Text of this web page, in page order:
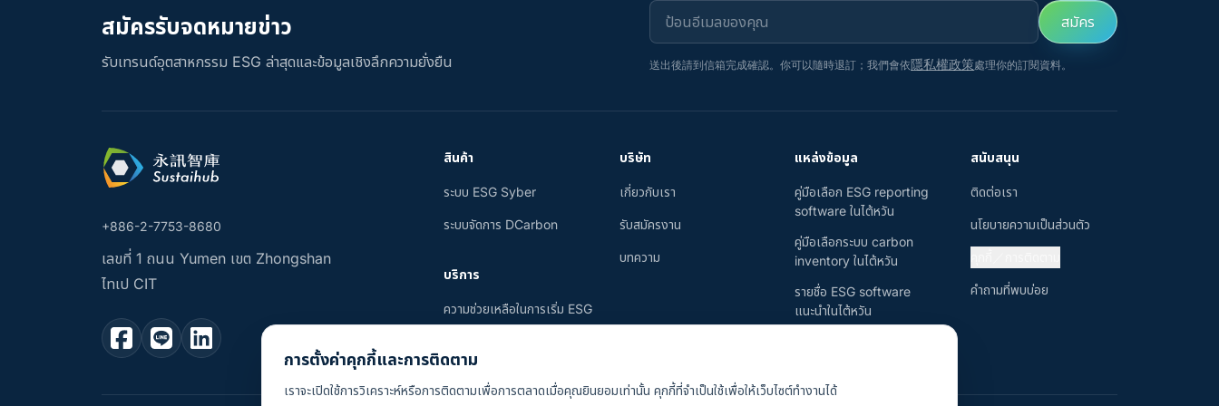
สมัครรับจดหมายข่าว
รับเทรนด์อุตสาหกรรม ESG ล่าสุดและข้อมูลเชิงลึกความยั่งยืน
ป้อนอีเมลของคุณ
สมัคร
送出後請到信箱完成確認。你可以隨時退訂；我們會依隱私權政策處理你的訂閱資料。
+886-2-7753-8680
เลขที่ 1 ถนน Yumen เขต Zhongshan
ไทเป CIT
สินค้า
ระบบ ESG Syber
ระบบจัดการ DCarbon
บริการ
ความช่วยเหลือในการเริ่ม ESG
บริษัท
เกี่ยวกับเรา
รับสมัครงาน
บทความ
แหล่งข้อมูล
คู่มือเลือก ESG reporting
software ในไต้หวัน
คู่มือเลือกระบบ carbon
inventory ในไต้หวัน
รายชื่อ ESG software
แนะนำในไต้หวัน
สนับสนุน
ติดต่อเรา
นโยบายความเป็นส่วนตัว
คำถามที่พบบ่อย
การตั้งค่าคุกกี้และการติดตาม
เราจะเปิดใช้การวิเคราะห์หรือการติดตามเพื่อการตลาดเมื่อคุณยินยอมเท่านั้น คุกกี้ที่จำเป็นใช้เพื่อให้เว็บไซต์ทำงานได้